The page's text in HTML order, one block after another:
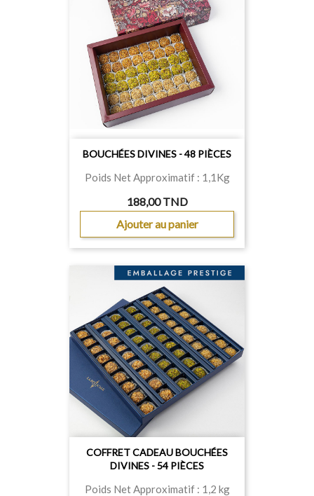
BOUCHÉES DIVINES - 48 PIÈCES
Poids Net Approximatif : 1,1Kg
188,00 TND
Ajouter au panier
COFFRET CADEAU BOUCHÉES
DIVINES - 54 PIÈCES
Poids Net Approximatif : 1,2 kg